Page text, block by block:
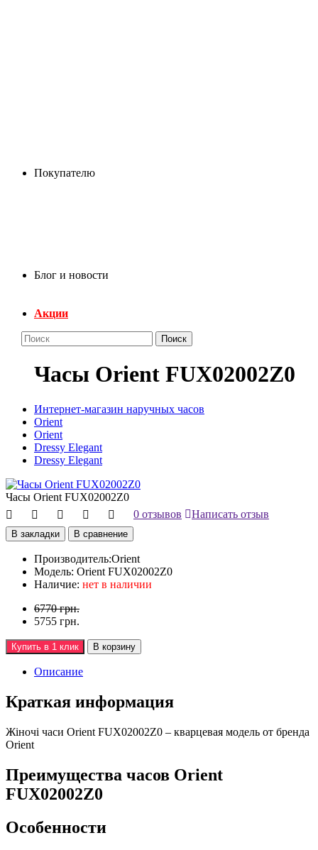
Покупателю
Блог и новости
Акции
Поиск
Часы Orient FUX02002Z0
Интернет-магазин наручных часов
Orient
Orient
Dressy Elegant
Dressy Elegant
Часы Orient FUX02002Z0
0 отзывов
Написать отзыв
В закладки В сравнение
Производитель:Orient
Модель: Orient FUX02002Z0
Наличие: нет в наличии
6770 грн.
5755 грн.
Купить в 1 клик В корзину
Описание
Краткая информация
Жiночi часи Orient FUX02002Z0 – кварцевая модель от бренда
Orient
Преимущества часов Orient
FUX02002Z0
Особенности